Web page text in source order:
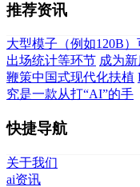
推荐资讯
大型模子（例如120B
出场统计等环节 成为
鞭策中国式现代化扶植
究是一款从打“AI”的手
快捷导航
关于我们
ai资讯